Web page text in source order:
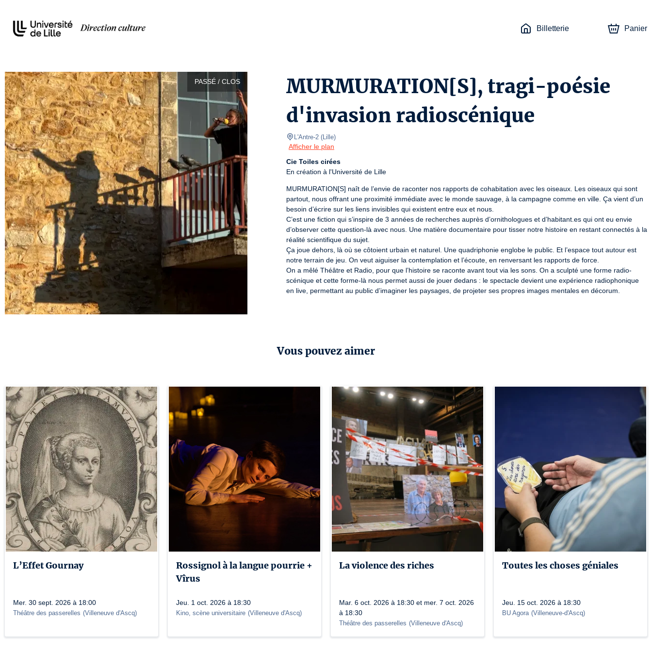
Billetterie Panier
PASSÉ / CLOS
MURMURATION[S], tragi-poésie
d'invasion radioscénique
L'Antre-2 (Lille)
Afficher le plan
Cie Toiles cirées
En création à l'Université de Lille
MURMURATION[S] naît de l’envie de raconter nos rapports de cohabitation avec les oiseaux. Les oiseaux qui sont
partout, nous offrant une proximité immédiate avec le monde sauvage, à la campagne comme en ville. Ça vient d’un
besoin d’écrire sur les liens invisibles qui existent entre eux et nous.
C’est une fiction qui s’inspire de 3 années de recherches auprès d’ornithologues et d’habitant.es qui ont eu envie
d’observer cette question-là avec nous. Une matière documentaire pour tisser notre histoire en restant connectés à la
réalité scientifique du sujet.
Ça joue dehors, là où se côtoient urbain et naturel. Une quadriphonie englobe le public. Et l’espace tout autour est
notre terrain de jeu. On veut aiguiser la contemplation et l’écoute, en renversant les rapports de force.
On a mêlé Théâtre et Radio, pour que l’histoire se raconte avant tout via les sons. On a sculpté une forme radio-
scénique et cette forme-là nous permet aussi de jouer dedans : le spectacle devient une expérience radiophonique
en live, permettant au public d’imaginer les paysages, de projeter ses propres images mentales en décorum.
Vous pouvez aimer
L’Effet Gournay
Mer. 30 sept. 2026 à 18:00
Théâtre des passerelles (Villeneuve d'Ascq)
Rossignol à la langue pourrie +
Vîrus
Jeu. 1 oct. 2026 à 18:30
Kino, scène universitaire (Villeneuve d'Ascq)
La violence des riches
Mar. 6 oct. 2026 à 18:30 et mer. 7 oct. 2026
à 18:30
Théâtre des passerelles (Villeneuve d'Ascq)
Toutes les choses géniales
Jeu. 15 oct. 2026 à 18:30
BU Agora (Villeneuve-d'Ascq)